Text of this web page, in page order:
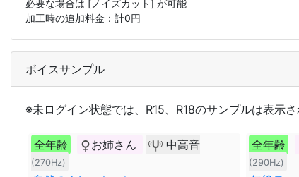
必要な場合は [ノイズカット] が可能
加工時の追加料金：計0円
ボイスサンプル
※未ログイン状態では、R15、R18のサンプルは表示さ
全年齢 お姉さん 中高音
(270Hz)
全年齢
(290Hz)